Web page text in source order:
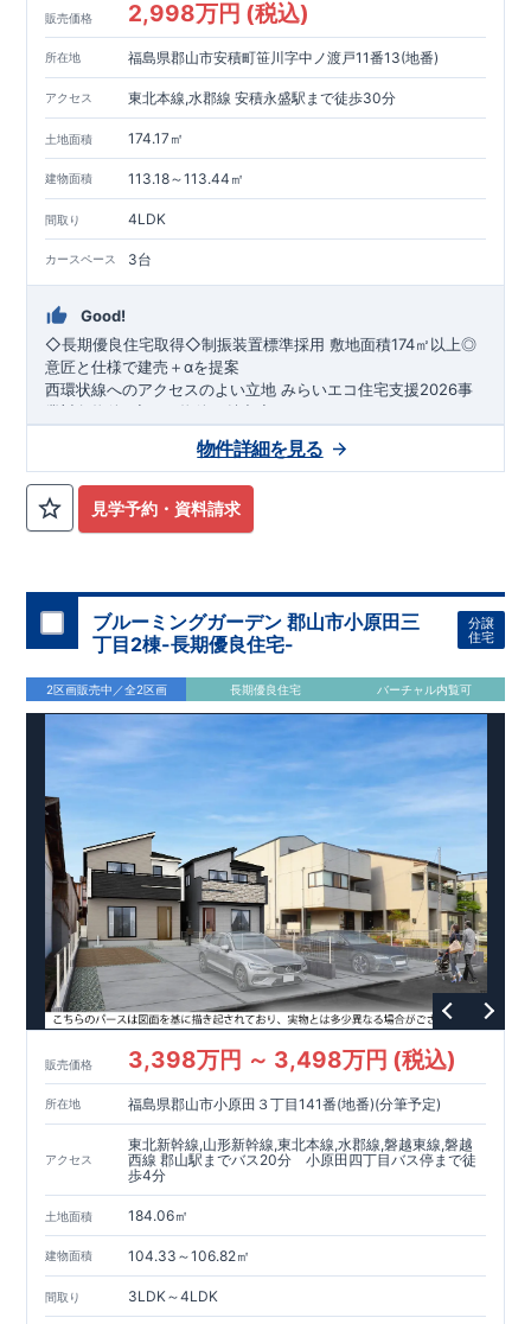
販売価格 2,998万円 (税込)
所在地 福島県郡山市安積町笹川字中ノ渡戸11番13(地番)
アクセス 東北本線,水郡線 安積永盛駅まで徒歩30分
土地面積 174.17㎡
建物面積 113.18～113.44㎡
間取り 4LDK
カースペース 3台
Good!
◇長期優良住宅取得◇制振装置標準採用 ​敷地面積174㎡以上◎
意匠と仕様で建売＋αを提案
西環状線へのアクセスのよい立地 ​みらいエコ住宅支援2026事
業対象物件
​◇この物件の魅力◇
​●市内外へのアクセスのよい立地♪駐車の
実現
​​●全居室収納 付き♪個性豊かなこだわりの間取り
間3台分
！庭南向き♪​
通学可能
こだわりの家づくり​ ​
認定制度で、国が定めた7つの基準を満たした住宅が長期優良住
宅として認定されます。 ​・
長期優良住宅の認定を受けること
で、
住宅ローンの金利優遇、 税金面の優遇
が得られるなどの、
金銭的なメリットが大きいのも魅力です。
制】​​・誰が、何をしたか。が明確だからこそ、お客様の安心に
繋がります。​・設計、施工、営業が互いに協力しあい、最良の
プランを提供いたします。
・不要な中間マージンを抑えること
で、コストダウンに努めています。
​【​住宅性能評価ダブル取得】​・設計住宅性能評価：建物設計
段階で、国が認めた第三者機関が評価しています。​・建設住宅
性能評価：評価を受けた図面通りに施工されているか、建設ま
でに、計4回のチェックが行われます。 図面や書類上だけでな
く、現場の施工状況を検査した上で、品質を保証しています。
地震に強い家づくり（地盤編）】
物編）】 ​【地震に強い家づくり（制震セーフティーダンパ
ー）】​・東栄住宅の建物は、国が定めた耐震等級で最高の3を
取得。建築基準法で定められた、｢数百年に一度発生する地震に
対して、倒壊、崩壊しない。｣という基準から、さらに
1.5倍の
​
ブルーミングガーデンが選ばれる理由
​↓ クリックすると詳
細ページが表示されます
​住みたい家を実現化
折り上げ
など、暮らしを豊かにするさまざまな空間アイ
デア。作り手である私たち自身が一人の生活者としての視点を
大切に、
「こんな家に住みたい」というイメージを次々と具現
化しています。
【
・デザインテイストごとにサブ
ブランドを開設し、
意匠性の高い住宅を、よりわかりやすく、
手の届きやすい形でご提案していきます。
フターサポート】 ​・東栄住宅では、お引渡し後 最大10回の無料
定期点検
60年間の品質保証を実施。お引渡しからが本当の
お付き合いだと考え、アフターサービスを外部の業者に委託せ
ず、東栄住宅グループ「東栄ホームサービス株式会社」にて責
任をもって対応いたします。​
GOOD DESIGN AWARD2024 東栄住宅​ は、この度2024年度
グッドデザイン賞を3プロジェクト同時受賞いたしました。 ​
↓ クリックすると詳細ページが表示されます
木造住宅用制震ダンパー / 東栄セーフティダンパー
地盤改良工法 / R-Evolve パイル
宅地開発手法 / 簡単に地図から消せる道
見学予約・資料請求
物件詳細を見る
ブルーミングガーデン 郡山市小原田三
丁目2棟-長期優良住宅-
分譲
住宅
2区画販売中／全2区画 長期優良住宅 バーチャル内覧可
販売価格 3,398万円 ～ 3,498万円 (税込)
所在地 福島県郡山市小原田３丁目141番(地番)(分筆予定)
アクセス
東北新幹線,山形新幹線,東北本線,水郡線,磐越東線,磐越
西線 郡山駅までバス20分 小原田四丁目バス停まで徒
歩4分
土地面積 184.06㎡
建物面積 104.33～106.82㎡
間取り 3LDK～4LDK